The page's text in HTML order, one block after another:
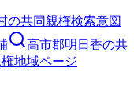
の共同親権検索意図
高市郡明日香の共
地域ページ